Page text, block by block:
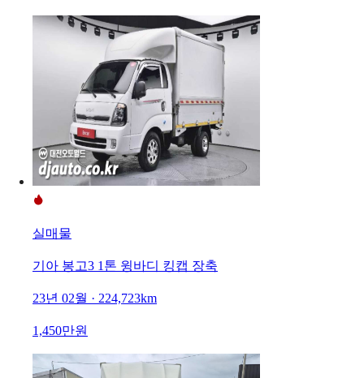
실매물
기아 봉고3 1톤 윙바디 킹캡 장축
23년 02월 · 224,723km
1,450만원